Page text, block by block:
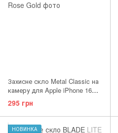
Захисне скло Metal Classic на
камеру для Apple iPhone 16
Pro/16 Pro Max Rose Gold
295 грн
НОВИНКА